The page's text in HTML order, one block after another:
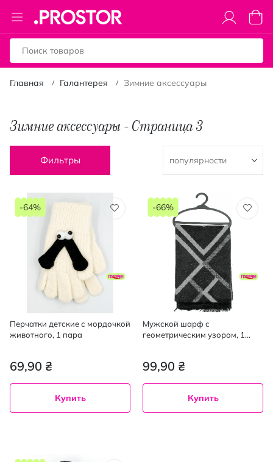
Toggle
Nav
Моя
Главная Галантерея Зимние аксессуары
Зимние аксессуары - Страница 3
Фильтры
Перчатки детские с мордочкой
животного, 1 пара
69,90 ₴
-64%
Купить
Мужской шарф с
геометрическим узором, 1
99,90 ₴
-66%
Купить